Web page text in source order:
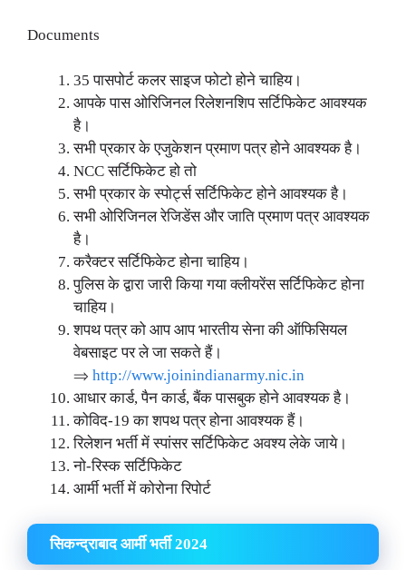
Documents
35 पासपोर्ट कलर साइज फोटो होने चाहिय।
आपके पास ओरिजिनल रिलेशनशिप सर्टिफिकेट आवश्यक
है।
सभी प्रकार के एजुकेशन प्रमाण पत्र होने आवश्यक है।
NCC सर्टिफिकेट हो तो
सभी प्रकार के स्पोर्ट्स सर्टिफिकेट होने आवश्यक है।
सभी ओरिजिनल रेजिडेंस और जाति प्रमाण पत्र आवश्यक
है।
करैक्टर सर्टिफिकेट होना चाहिय।
पुलिस के द्वारा जारी किया गया क्लीयरेंस सर्टिफिकेट होना
चाहिय।
शपथ पत्र को आप आप भारतीय सेना की ऑफिसियल
वेबसाइट पर ले जा सकते हैं।
⇒ http://www.joinindianarmy.nic.in
आधार कार्ड, पैन कार्ड, बैंक पासबुक होने आवश्यक है।
कोविद-19 का शपथ पत्र होना आवश्यक हैं।
रिलेशन भर्ती में स्पांसर सर्टिफिकेट अवश्य लेके जाये।
नो-रिस्क सर्टिफिकेट
आर्मी भर्ती में कोरोना रिपोर्ट
सिकन्द्राबाद आर्मी भर्ती 2024